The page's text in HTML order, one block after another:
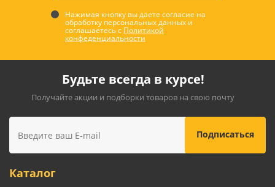
Нажимая кнопку вы даете согласие на
обработку персональных данных и
соглашаетесь с Политикой
конфеденциальности
Будьте всегда в курсе!
Получайте акции и подборки товаров на свою почту
Каталог